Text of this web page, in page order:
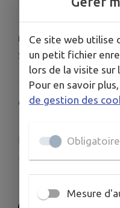
MENUS DE LA
Semaine du 2 au 6
COORDONNÉES
sainteunioncdf.fr/l-
03 28 65 71 06
Ce site web utilise
un petit fichier
lors de la visite sur
Pour en savoir
de gestion des
Obligatoire
Mesure